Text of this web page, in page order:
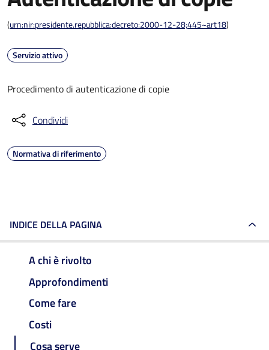
(urn:nir:presidente.repubblica:decreto:2000-12-28;445~art18)
Servizio attivo
Procedimento di autenticazione di copie
Condividi
Normativa di riferimento
INDICE DELLA PAGINA
A chi è rivolto
Approfondimenti
Come fare
Costi
Cosa serve